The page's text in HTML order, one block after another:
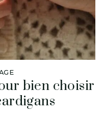
bien choisir